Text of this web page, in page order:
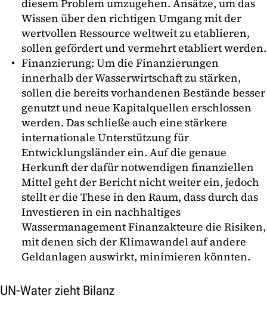
diesem Problem umzugehen. Ansätze, um das
Wissen über den richtigen Umgang mit der
wertvollen Ressource weltweit zu etablieren,
sollen gefördert und vermehrt etabliert werden.
Finanzierung: Um die Finanzierungen
innerhalb der Wasserwirtschaft zu stärken,
sollen die bereits vorhandenen Bestände besser
genutzt und neue Kapitalquellen erschlossen
werden. Das schließe auch eine stärkere
internationale Unterstützung für
Entwicklungsländer ein. Auf die genaue
Herkunft der dafür notwendigen finanziellen
Mittel geht der Bericht nicht weiter ein, jedoch
stellt er die These in den Raum, dass durch das
Investieren in ein nachhaltiges
Wassermanagement Finanzakteure die Risiken,
mit denen sich der Klimawandel auf andere
Geldanlagen auswirkt, minimieren könnten.
UN-Water zieht Bilanz